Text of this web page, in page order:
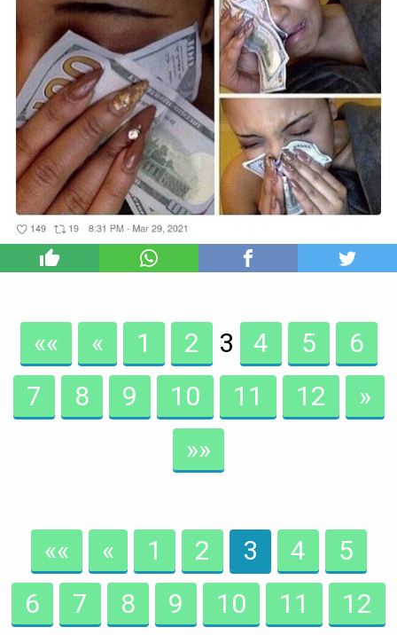
«« « 1 2 3 4 5
6
7
8 9 10 11 12
»
»»
«« « 1 2 3 4
5
6
7 8 9 10 11 12